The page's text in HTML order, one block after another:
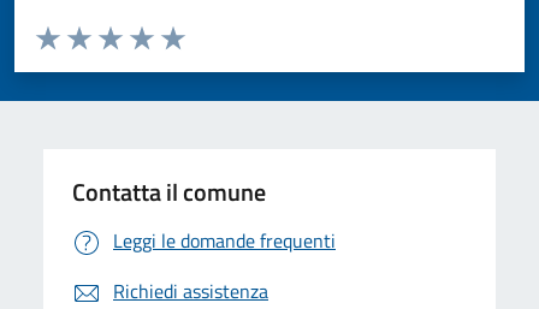
Valuta da 1 a 5 stelle la pagina
Valuta 5 stelle su 5
Valuta 4 stelle su 5
Valuta 3 stelle su 5
Valuta 2 stelle su 5
Valuta 1 stelle su 5
Contatta il comune
Leggi le domande frequenti
Richiedi assistenza